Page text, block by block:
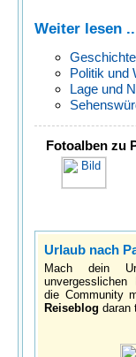
Weiter lesen
Politik und
Lage und
Fotoalben zu
Urlaub nach
Mach dein
die Community
Reiseblog daran